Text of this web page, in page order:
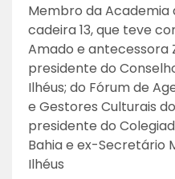
Membro da Academia
cadeira 13, que teve
Amado e antecessora
presidente do
Ilhéus; do Fórum de
e Gestores Culturais
presidente do
Bahia e ex-Secretário
Ilhéus